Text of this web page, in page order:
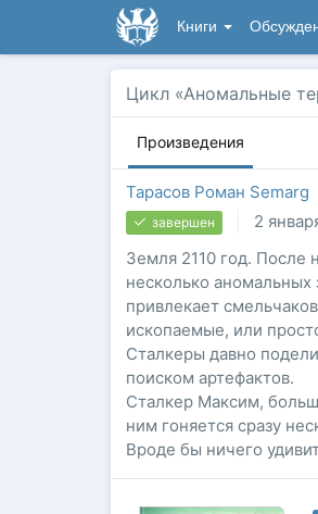
Книги
Цикл «Аномальные
Произведения
Тарасов Роман Semarg
завершен 2
Земля 2110 год. После
несколько аномальных
привлекает
ископаемые, или
Сталкеры давно
поиском артефактов.
Сталкер Максим,
ним гоняется сразу
Вроде бы ничего